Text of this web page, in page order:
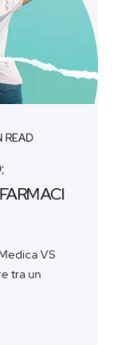
READ
VS
tra un